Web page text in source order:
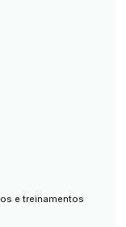
e treinamentos